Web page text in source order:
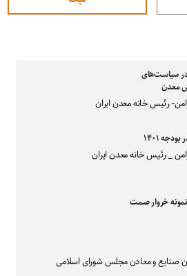
در سیاست‌های
معدن
رئیس خانه معدن ایران
۱۴۰۱
_ رئیس خانه معدن ایران
خروار صمت
صنایع و معادن مجلس شورای اسلامی